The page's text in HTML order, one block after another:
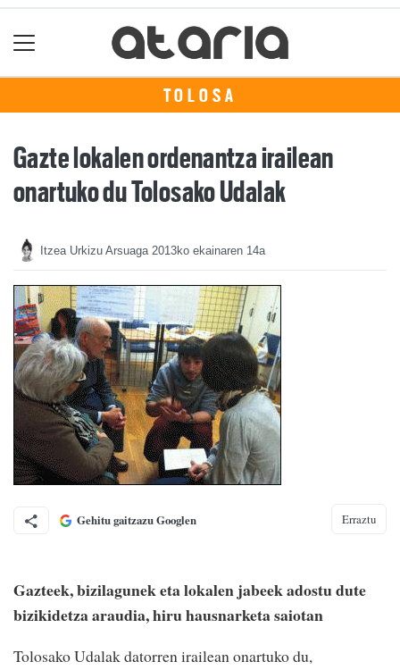
TOLOSA
Gazte lokalen ordenantza irailean
onartuko du Tolosako Udalak
Itzea Urkizu Arsuaga 2013ko ekainaren 14a
Gehitu gaitzazu Googlen Erraztu
Gazteek, bizilagunek eta lokalen jabeek adostu dute
bizikidetza araudia, hiru hausnarketa saiotan
Tolosako Udalak datorren irailean onartuko du,